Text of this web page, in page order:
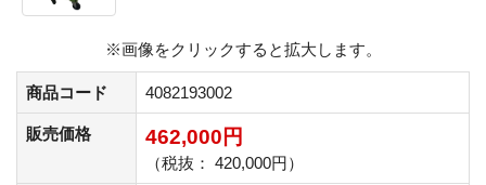
※画像をクリックすると拡大します。
商品コード 4082193002
販売価格 462,000円
（税抜： 420,000円）